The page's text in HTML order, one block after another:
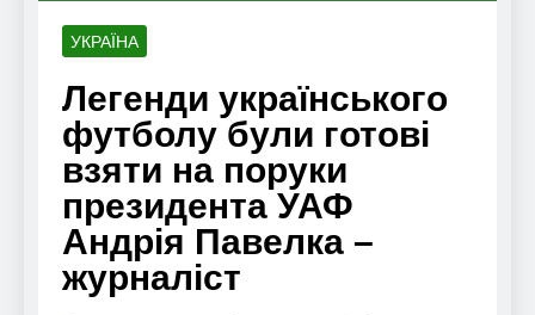
УКРАЇНА
Легенди українського
футболу були готові
взяти на поруки
президента УАФ
Андрія Павелка –
журналіст